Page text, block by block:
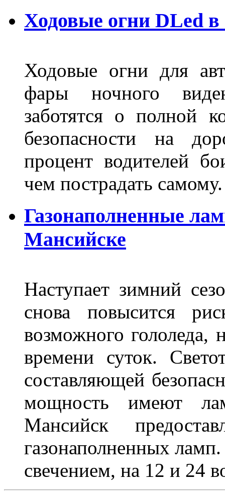
Ходовые огни DLed
Ходовые огни для
фары ночного
заботятся о полной
безопасности на
процент водителей
чем пострадать самому.
Газонаполненные
Мансийске
Наступает зимний
снова повысится
возможного гололеда,
времени суток.
составляющей
мощность имеют
Мансийск
газонаполненных
свечением, на 12 и 24